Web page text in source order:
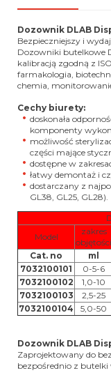
Dozownik DLAB
Bezpieczniejszy i
Dozowniki butelkowe
kalibracją zgodną z
farmakologia,
chemia,
Cechy biurety:
doskonała
komponenty
możliwość
części mające
dostępne w
łatwy demontaż i
dostarczany z
GL38, GL25, GL28).
Model
zakres
objętości
Cat. no
ml
7032100101
0-5-6
7032100102
1,0-10
7032100103
2,5-25
7032100104
5,0-50
Dozownik DLAB
Zaprojektowany do
bezpośrednio z butelki